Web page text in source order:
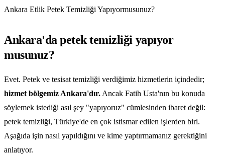
Ankara Etlik Petek Temizliği Yapıyormusunuz?
Ankara'da petek temizliği yapıyor
musunuz?
Evet. Petek ve tesisat temizliği verdiğimiz hizmetlerin içindedir;
hizmet bölgemiz Ankara'dır. Ancak Fatih Usta'nın bu konuda
söylemek istediği asıl şey "yapıyoruz" cümlesinden ibaret değil:
petek temizliği, Türkiye'de en çok istismar edilen işlerden biri.
Aşağıda işin nasıl yapıldığını ve kime yaptırmamanız gerektiğini
anlatıyor.